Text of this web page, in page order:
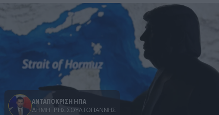
ΑΝΤΑΠΟΚΡΙΣΗ ΗΠΑ
ΔΗΜΉΤΡΗΣ ΣΟΥΛΤΟΓΙΆΝΝΗΣ